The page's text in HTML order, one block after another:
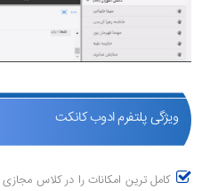
ویژگی پلتفرم ادوب کانکت
کامل ترین امکانات را در کلاس